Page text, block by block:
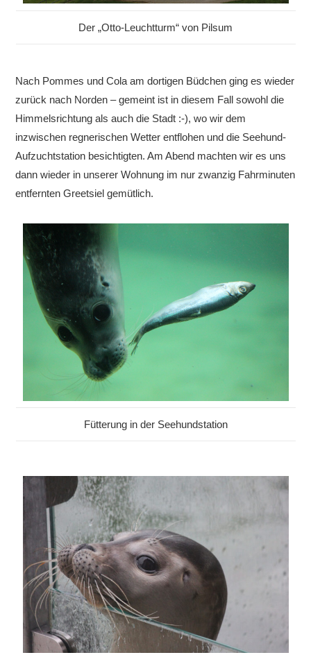
Der „Otto-Leuchtturm“ von Pilsum
Nach Pommes und Cola am dortigen Büdchen ging es wieder
zurück nach Norden – gemeint ist in diesem Fall sowohl die
Himmelsrichtung als auch die Stadt :-), wo wir dem
inzwischen regnerischen Wetter entflohen und die Seehund-
Aufzuchtstation besichtigten. Am Abend machten wir es uns
dann wieder in unserer Wohnung im nur zwanzig Fahrminuten
entfernten Greetsiel gemütlich.
Fütterung in der Seehundstation